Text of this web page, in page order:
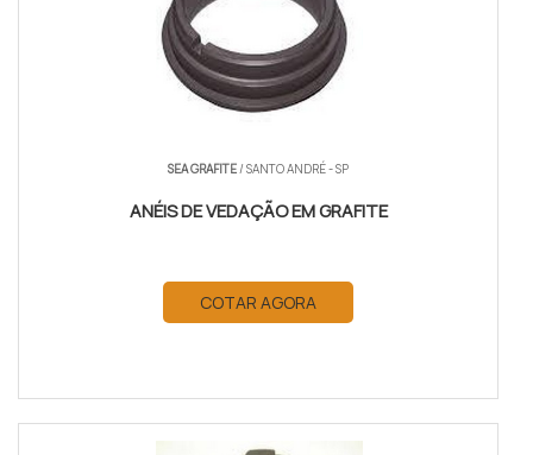
SEA GRAFITE/ SANTO ANDRÉ - SP
ANÉIS DE VEDAÇÃO EM GRAFITE
COTAR AGORA